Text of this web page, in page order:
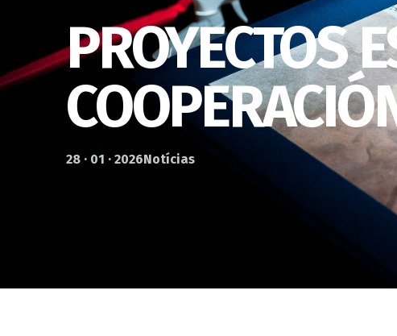
PROYECTOS
28 · 01 · 2026Notícias